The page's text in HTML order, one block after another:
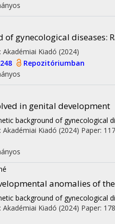
of gynecological diseases:
Akadémiai Kiadó (2024)
Repozitóriumban
in genital development
background of gynecological
Akadémiai Kiadó (2024) Paper:
anomalies of
background of gynecological
Akadémiai Kiadó (2024) Paper: